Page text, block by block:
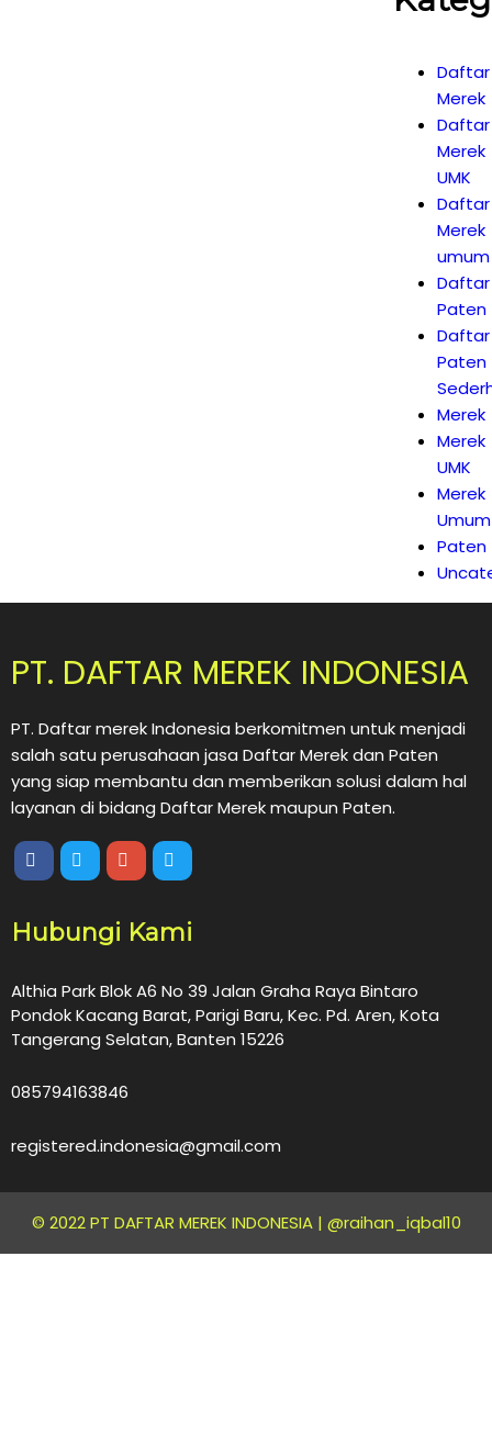
Daftar
Merek
Daftar
Merek
UMK
Daftar
Merek
umum
Daftar
Paten
Daftar
Paten
Merek
Merek
UMK
Merek
Umum
Paten
PT. DAFTAR MEREK INDONESIA
PT. Daftar merek Indonesia berkomitmen untuk menjadi
salah satu perusahaan jasa Daftar Merek dan Paten
yang siap membantu dan memberikan solusi dalam hal
layanan di bidang Daftar Merek maupun Paten.
Hubungi Kami
Althia Park Blok A6 No 39 Jalan Graha Raya Bintaro
Pondok Kacang Barat, Parigi Baru, Kec. Pd. Aren, Kota
Tangerang Selatan, Banten 15226
085794163846
registered.indonesia@gmail.com
© 2022 PT DAFTAR MEREK INDONESIA | @raihan_iqbal10